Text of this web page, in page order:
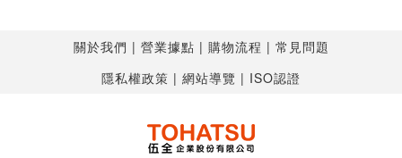
關於我們 營業據點 購物流程
常見問題
隱私權政策
網站導覽 ISO認證